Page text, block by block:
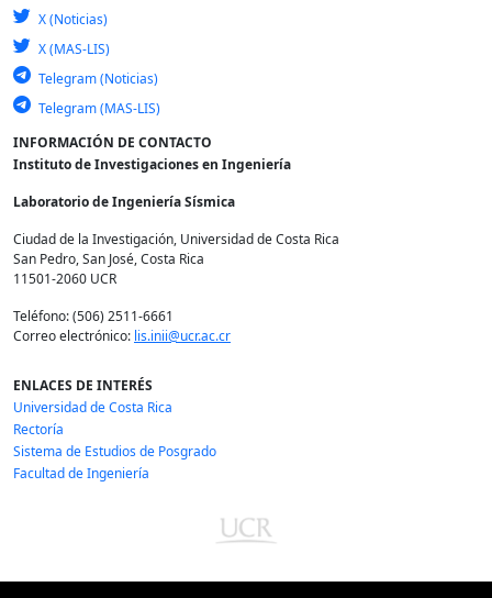
X (Noticias)
X (MAS-LIS)
Telegram (Noticias)
Telegram (MAS-LIS)
INFORMACIÓN DE CONTACTO
Instituto de Investigaciones en Ingeniería
Laboratorio de Ingeniería Sísmica
Ciudad de la Investigación, Universidad de Costa Rica
San Pedro, San José, Costa Rica
11501-2060 UCR
Teléfono: (506) 2511-6661
Correo electrónico: lis.inii@ucr.ac.cr
ENLACES DE INTERÉS
Universidad de Costa Rica
Rectoría
Sistema de Estudios de Posgrado
Facultad de Ingeniería